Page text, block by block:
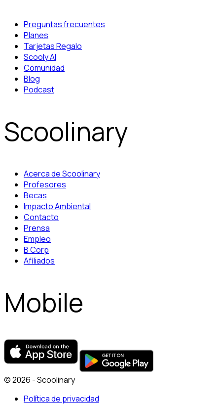
Preguntas frecuentes
Planes
Tarjetas Regalo
Scooly AI
Comunidad
Blog
Podcast
Scoolinary
Acerca de Scoolinary
Profesores
Becas
Impacto Ambiental
Contacto
Prensa
Empleo
B Corp
Afiliados
Mobile
© 2026 - Scoolinary
Política de privacidad